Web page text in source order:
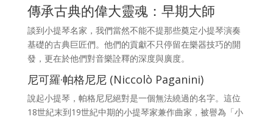
傳承古典的偉大靈魂：早期大師
談到小提琴名家，我們當然不能不提那些奠定小提琴演奏
基礎的古典巨匠們。他們的貢獻不只停留在樂器技巧的開
發，更在於他們對音樂詮釋的深度與廣度。
尼可羅·帕格尼尼 (Niccolò Paganini)
說起小提琴，帕格尼尼絕對是一個無法繞過的名字。這位
18世紀末到19世紀中期的小提琴家兼作曲家，被譽為「小